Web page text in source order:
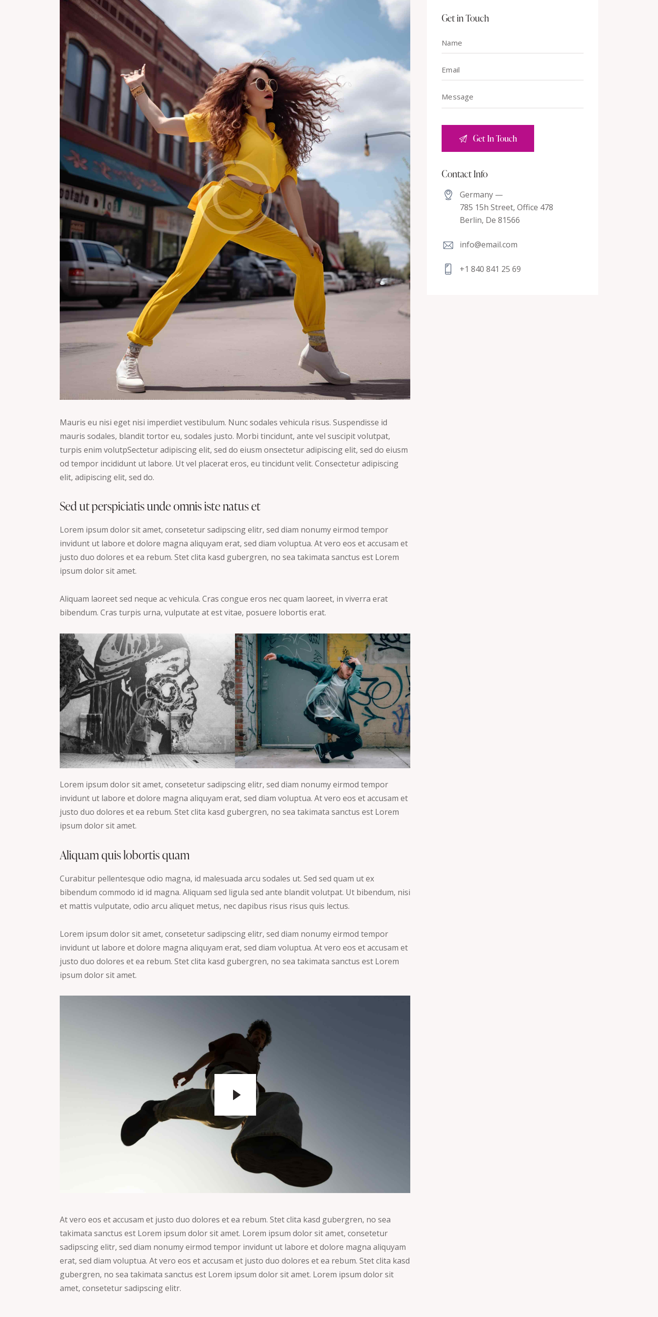
Mauris eu nisi eget nisi imperdiet vestibulum. Nunc sodales vehicula risus. Suspendisse id
mauris sodales, blandit tortor eu, sodales justo. Morbi tincidunt, ante vel suscipit volutpat,
turpis enim volutpSectetur adipiscing elit, sed do eiusm onsectetur adipiscing elit, sed do eiusm
od tempor incididunt ut labore. Ut vel placerat eros, eu tincidunt velit. Consectetur adipiscing
elit, adipiscing elit, sed do.
Sed ut perspiciatis unde omnis iste natus et
Lorem ipsum dolor sit amet, consetetur sadipscing elitr, sed diam nonumy eirmod tempor
invidunt ut labore et dolore magna aliquyam erat, sed diam voluptua. At vero eos et accusam et
justo duo dolores et ea rebum. Stet clita kasd gubergren, no sea takimata sanctus est Lorem
ipsum dolor sit amet.
Aliquam laoreet sed neque ac vehicula. Cras congue eros nec quam laoreet, in viverra erat
bibendum. Cras turpis urna, vulputate at est vitae, posuere lobortis erat.
Lorem ipsum dolor sit amet, consetetur sadipscing elitr, sed diam nonumy eirmod tempor
invidunt ut labore et dolore magna aliquyam erat, sed diam voluptua. At vero eos et accusam et
justo duo dolores et ea rebum. Stet clita kasd gubergren, no sea takimata sanctus est Lorem
ipsum dolor sit amet.
Aliquam quis lobortis quam
Curabitur pellentesque odio magna, id malesuada arcu sodales ut. Sed sed quam ut ex
bibendum commodo id id magna. Aliquam sed ligula sed ante blandit volutpat. Ut bibendum, nisi
et mattis vulputate, odio arcu aliquet metus, nec dapibus risus risus quis lectus.
Lorem ipsum dolor sit amet, consetetur sadipscing elitr, sed diam nonumy eirmod tempor
invidunt ut labore et dolore magna aliquyam erat, sed diam voluptua. At vero eos et accusam et
justo duo dolores et ea rebum. Stet clita kasd gubergren, no sea takimata sanctus est Lorem
ipsum dolor sit amet.
At vero eos et accusam et justo duo dolores et ea rebum. Stet clita kasd gubergren, no sea
takimata sanctus est Lorem ipsum dolor sit amet. Lorem ipsum dolor sit amet, consetetur
sadipscing elitr, sed diam nonumy eirmod tempor invidunt ut labore et dolore magna aliquyam
erat, sed diam voluptua. At vero eos et accusam et justo duo dolores et ea rebum. Stet clita kasd
gubergren, no sea takimata sanctus est Lorem ipsum dolor sit amet. Lorem ipsum dolor sit
amet, consetetur sadipscing elitr.
Get in Touch
Contact Info
Germany —
785 15h Street, Office 478
Berlin, De 81566
info@email.com
+1 840 841 25 69